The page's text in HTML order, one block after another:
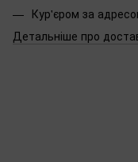
Кур'єром за
Детальніше про